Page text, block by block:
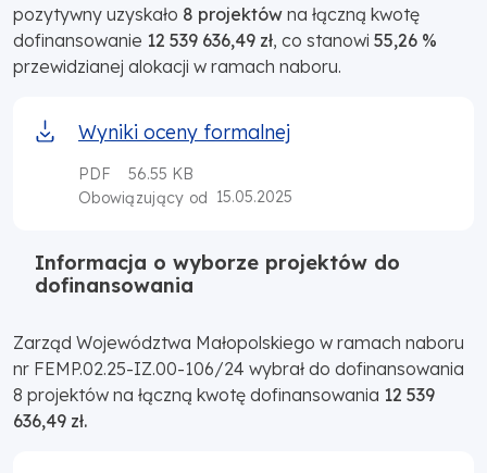
pozytywny uzyskało 8 projektów na łączną kwotę
dofinansowanie 12 539 636,49 zł, co stanowi 55,26 %
przewidzianej alokacji w ramach naboru.
Wyniki oceny formalnej
PDF
56.55 KB
Obowiązujący od 15.05.2025
Informacja o wyborze projektów do
dofinansowania
Zarząd Województwa Małopolskiego w ramach naboru
nr FEMP.02.25-IZ.00-106/24 wybrał do dofinansowania
8 projektów na łączną kwotę dofinansowania 12 539
636,49 zł.